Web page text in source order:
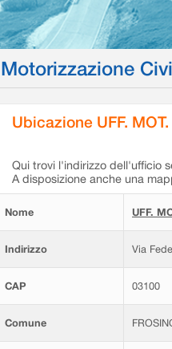
Ubicazione UFF.
Qui trovi l'indirizzo dell'ufficio
A disposizione anche una
Nome UFF.
Indirizzo Via
CAP 03100
Comune